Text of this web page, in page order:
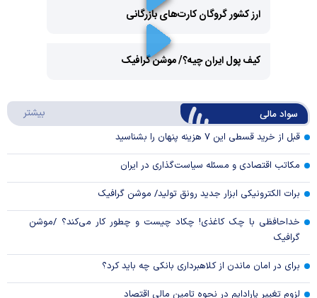
ارز کشور گروگان کارت‌های بازرگانی
Video
کیف پول ایران چیه؟/ موشن گرافیک
سواد مالی بیشتر
قبل از خرید قسطی این ۷ هزینه پنهان را بشناسید
مکاتب اقتصادی و مسئله سیاست‌گذاری در ایران
برات الکترونیکی ابزار جدید رونق تولید/ موشن گرافیک
خداحافظی با چک کاغذی! چکاد چیست و چطور کار می‌کند؟ /موشن
گرافیک
برای در امان ماندن از کلاهبرداری بانکی چه باید کرد؟
لزوم تغییر پارادایم در نحوه تامین مالی اقتصاد